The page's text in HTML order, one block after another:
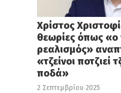
Χρίστος
θεωρίες όπως «ο
ρεαλισμός»
«τζείνοι ποτζιεί
ποδά»
2 Σεπτεμβρίου 2025